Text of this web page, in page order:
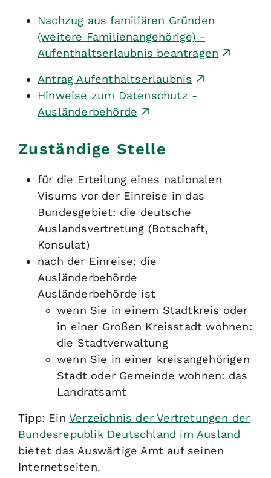
Nachzug aus familiären Gründen
(weitere Familienangehörige) -
Aufenthaltserlaubnis beantragen
Antrag Aufenthaltserlaubnis
Hinweise zum Datenschutz -
Ausländerbehörde
Zuständige Stelle
für die Erteilung eines nationalen
Visums vor der Einreise in das
Bundesgebiet: die deutsche
Auslandsvertretung (Botschaft,
Konsulat)
nach der Einreise: die
Ausländerbehörde
Ausländerbehörde ist
wenn Sie in einem Stadtkreis oder
in einer Großen Kreisstadt wohnen:
die Stadtverwaltung
wenn Sie in einer kreisangehörigen
Stadt oder Gemeinde wohnen: das
Landratsamt
Tipp: Ein Verzeichnis der Vertretungen der
Bundesrepublik Deutschland im Ausland
bietet das Auswärtige Amt auf seinen
Internetseiten.